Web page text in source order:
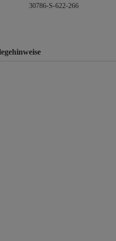
30786-S-622-266